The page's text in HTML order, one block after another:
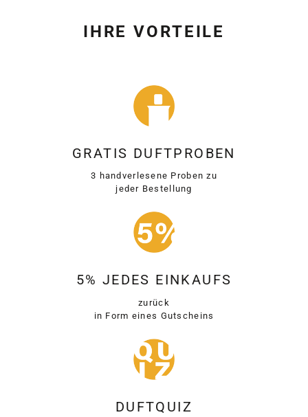
IHRE VORTEILE
GRATIS DUFTPROBEN
3 handverlesene Proben zu
jeder Bestellung
5% JEDES EINKAUFS
zurück
in Form eines Gutscheins
DUFTQUIZ